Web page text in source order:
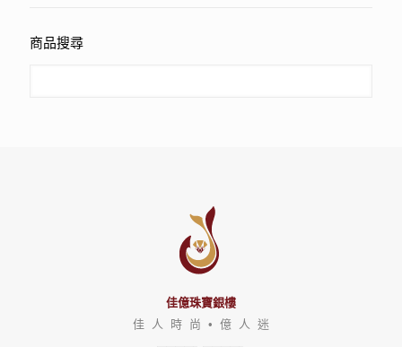
商品搜尋
佳億珠寶銀樓
佳 人 時 尚 • 億 人 迷